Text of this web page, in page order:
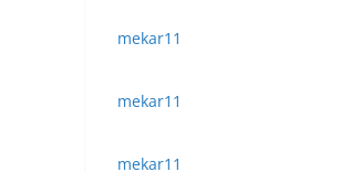
mekar11
mekar11
mekar11